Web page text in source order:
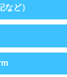
など）